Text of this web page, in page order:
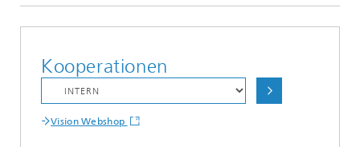
Kooperationen
Vision Webshop